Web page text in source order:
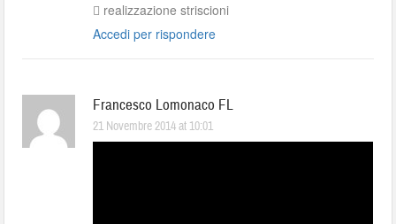
 realizzazione striscioni
Accedi per rispondere
Francesco Lomonaco FL
21 Novembre 2014 at 10:01